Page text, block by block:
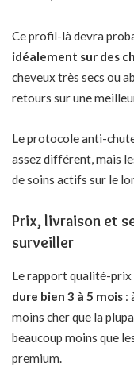
Ce profil-là devra
idéalement sur des
cheveux très secs ou
retours sur une
Leprotocole anti-
assez différent, mais
de soins actifs sur le
Prix, livraison et
surveiller
Le rapport qualité-
dure bien 3 à 5 mois :
moins cher que la
beaucoup moins que
premium.